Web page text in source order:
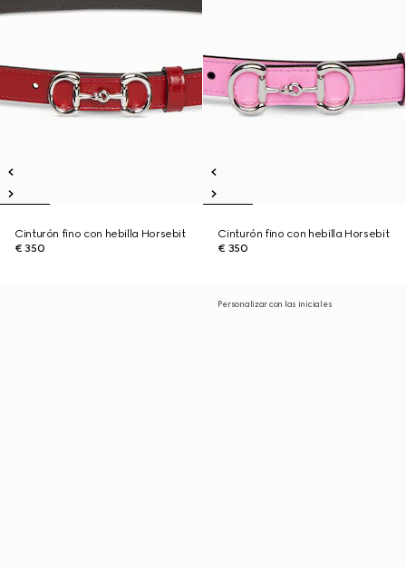
Cinturón fino con hebilla Horsebit
€ 350
Cinturón fino con hebilla Horsebit
€ 350
Personalizar con las iniciales